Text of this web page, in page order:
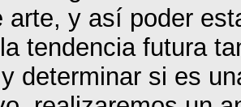
arte, y así poder
tendencia futura
determinar si es